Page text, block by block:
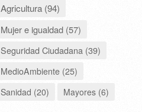
Agricultura (94)
Mujer e igualdad (57)
Seguridad Ciudadana (39)
MedioAmbiente (25)
Sanidad (20)
Mayores (6)